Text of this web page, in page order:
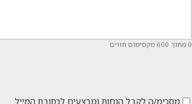
0 מתוך 600 מקסימום תווים
מסכימ/ה לקבל הנחות ומבצעים לכתובת המייל